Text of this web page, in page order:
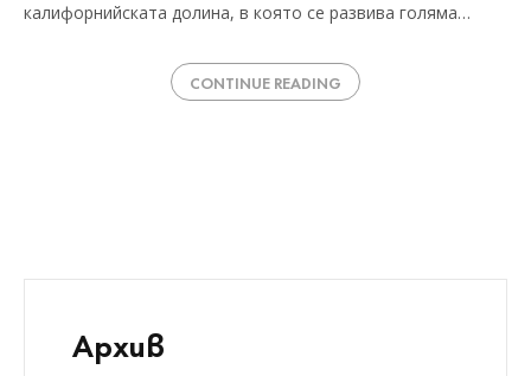
калифорнийската долина, в която се развива голяма…
CONTINUE READING
Архив